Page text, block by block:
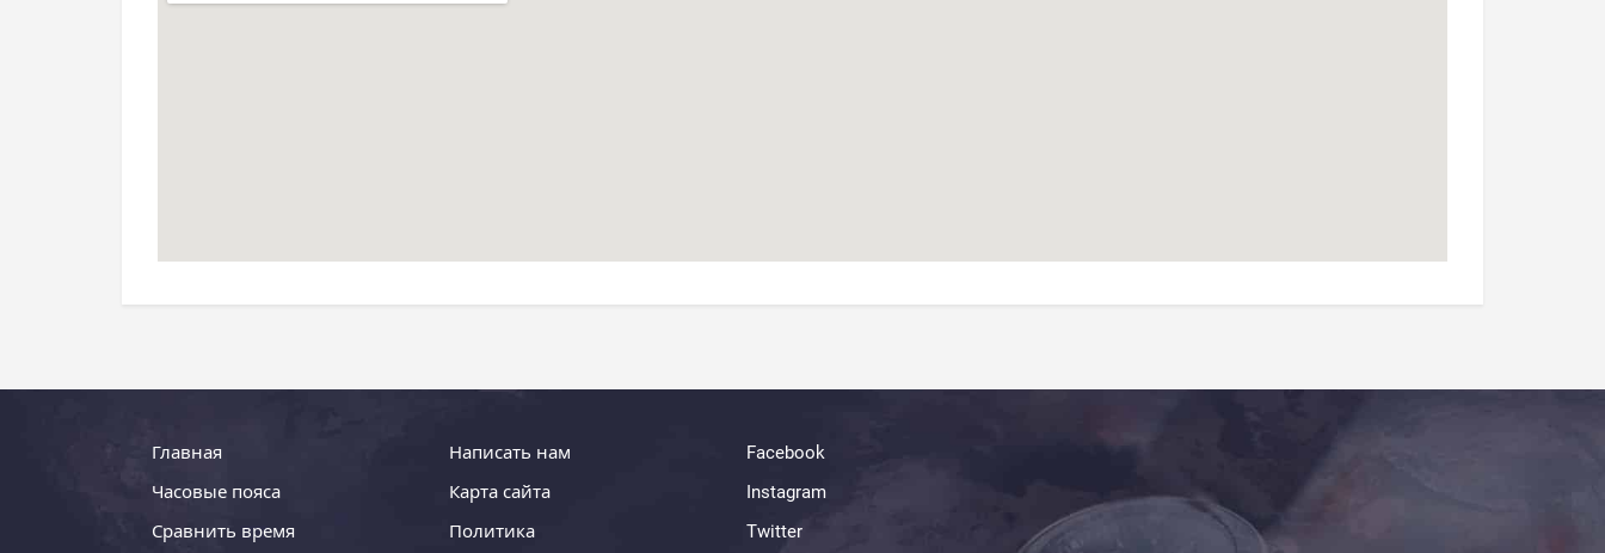
Главная
Часовые пояса
Сравнить время
Написать нам
Карта сайта
Политика
Facebook
Instagram
Twitter